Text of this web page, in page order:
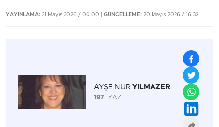
YAYINLAMA: 21 Mayıs 2026 / 00.00 | GÜNCELLEME: 20 Mayıs 2026 / 16.32
AYŞE NUR YILMAZER
197 YAZI